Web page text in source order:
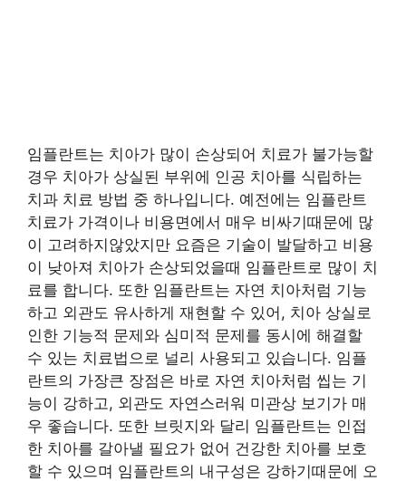
임플란트는 치아가 많이 손상되어 치료가 불가능할
경우 치아가 상실된 부위에 인공 치아를 식립하는
치과 치료 방법 중 하나입니다. 예전에는 임플란트
치료가 가격이나 비용면에서 매우 비싸기때문에 많
이 고려하지않았지만 요즘은 기술이 발달하고 비용
이 낮아져 치아가 손상되었을때 임플란트로 많이 치
료를 합니다. 또한 임플란트는 자연 치아처럼 기능
하고 외관도 유사하게 재현할 수 있어, 치아 상실로
인한 기능적 문제와 심미적 문제를 동시에 해결할
수 있는 치료법으로 널리 사용되고 있습니다. 임플
란트의 가장큰 장점은 바로 자연 치아처럼 씹는 기
능이 강하고, 외관도 자연스러워 미관상 보기가 매
우 좋습니다. 또한 브릿지와 달리 임플란트는 인접
한 치아를 갈아낼 필요가 없어 건강한 치아를 보호
할 수 있으며 임플란트의 내구성은 강하기때문에 오